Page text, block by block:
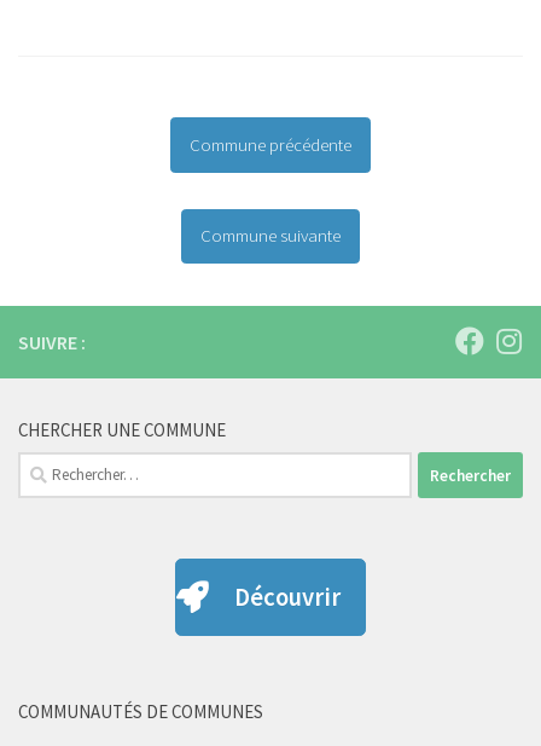
Commune précédente
Commune suivante
SUIVRE :
CHERCHER UNE COMMUNE
Rechercher :
Découvrir
COMMUNAUTÉS DE COMMUNES